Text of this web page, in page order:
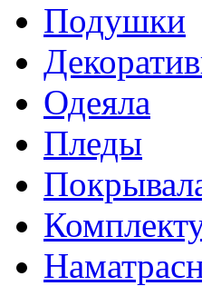
Подушки
Одеяла
Пледы